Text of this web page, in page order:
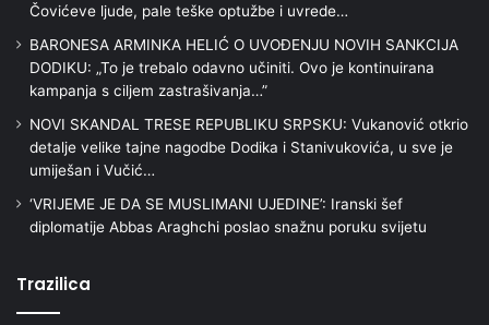
Čovićeve ljude, pale teške optužbe i uvrede…
BARONESA ARMINKA HELIĆ O UVOĐENJU NOVIH SANKCIJA
DODIKU: „To je trebalo odavno učiniti. Ovo je kontinuirana
kampanja s ciljem zastrašivanja…”
NOVI SKANDAL TRESE REPUBLIKU SRPSKU: Vukanović otkrio
detalje velike tajne nagodbe Dodika i Stanivukovića, u sve je
umiješan i Vučić…
‘VRIJEME JE DA SE MUSLIMANI UJEDINE’: Iranski šef
diplomatije Abbas Araghchi poslao snažnu poruku svijetu
Trazilica